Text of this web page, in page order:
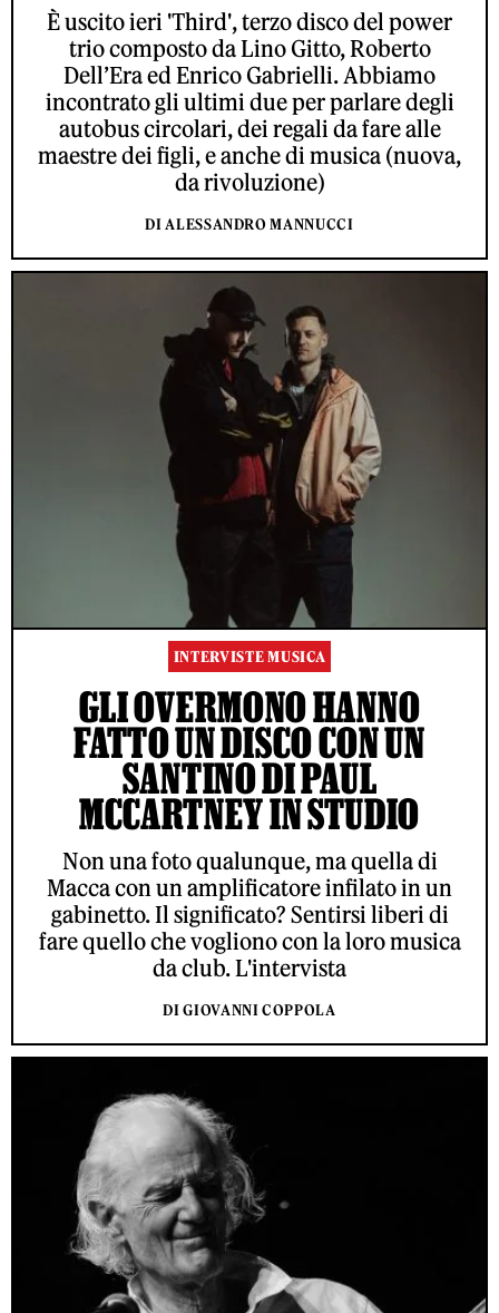
È uscito ieri 'Third', terzo disco del power
trio composto da Lino Gitto, Roberto
Dell’Era ed Enrico Gabrielli. Abbiamo
incontrato gli ultimi due per parlare degli
autobus circolari, dei regali da fare alle
maestre dei figli, e anche di musica (nuova,
da rivoluzione)
DI ALESSANDRO MANNUCCI
INTERVISTE MUSICA
GLI OVERMONO HANNO
FATTO UN DISCO CON UN
SANTINO DI PAUL
MCCARTNEY IN STUDIO
Non una foto qualunque, ma quella di
Macca con un amplificatore infilato in un
gabinetto. Il significato? Sentirsi liberi di
fare quello che vogliono con la loro musica
da club. L'intervista
DI GIOVANNI COPPOLA